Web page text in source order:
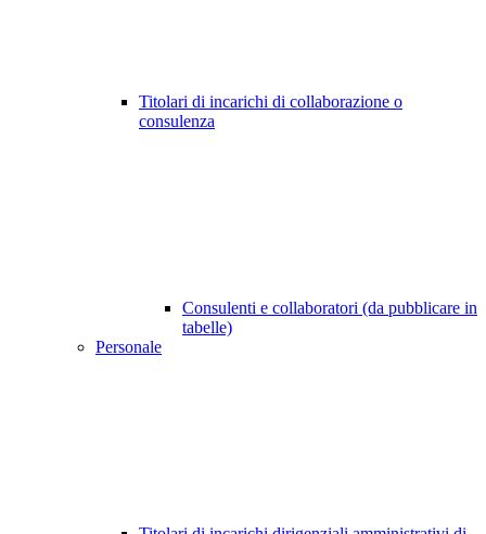
Titolari di incarichi di collaborazione o
consulenza
Consulenti e collaboratori (da pubblicare in
tabelle)
Personale